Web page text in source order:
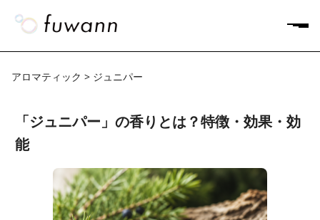
アロマティック > ジュニパー
「ジュニパー」の香りとは？特徴・効果・効
能